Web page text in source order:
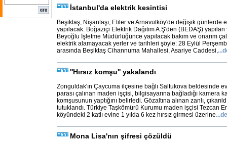
İstanbul'da elektrik kesintisi
Beşiktaş, Nişantaşı, Etiler ve Arnavutköy'de değişik günlerde
yapılacak. Boğaziçi Elektrik Dağıtım A.Ş'den (BEDAŞ) yapılan
Beyoğlu İşletme Müdürlüğünce yapılacak bakım ve onarım
elektrik alamayacak yerler ve tarihleri şöyle: 28 Eylül
arasında Beşiktaş Cihannuma Mahallesi, Asariye Caddesi,...
''Hırsız komşu'' yakalandı
Zonguldak'ın Çaycuma ilçesine bağlı Saltukova beldesinde
parası çalınan maden işçisi, bilgisayarına bağladığı kamera
komşusunun yaptığını belirledi. Gözaltına alınan zanlı,
tutuklandı. Türkiye Taşkömürü Kurumu maden işçisi Tezcan
köyündeki 2 katlı evine 1 yılda 6 kez hırsız girmesi üzerine...
Mona Lisa'nın şifresi çözüldü